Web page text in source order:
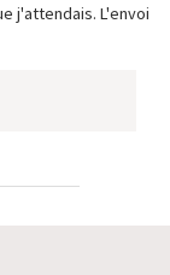
j'attendais. L'envoi